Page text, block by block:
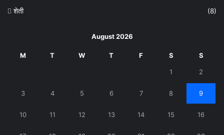
शेती
(8)
August 2026
M T W T F S S
1 2
3 4 5 6 7 8 9
10 11 12 13 14 15 16